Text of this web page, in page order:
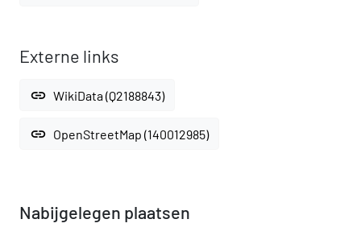
Externe links
link WikiData (Q2188843)
link OpenStreetMap (140012985)
Nabijgelegen plaatsen